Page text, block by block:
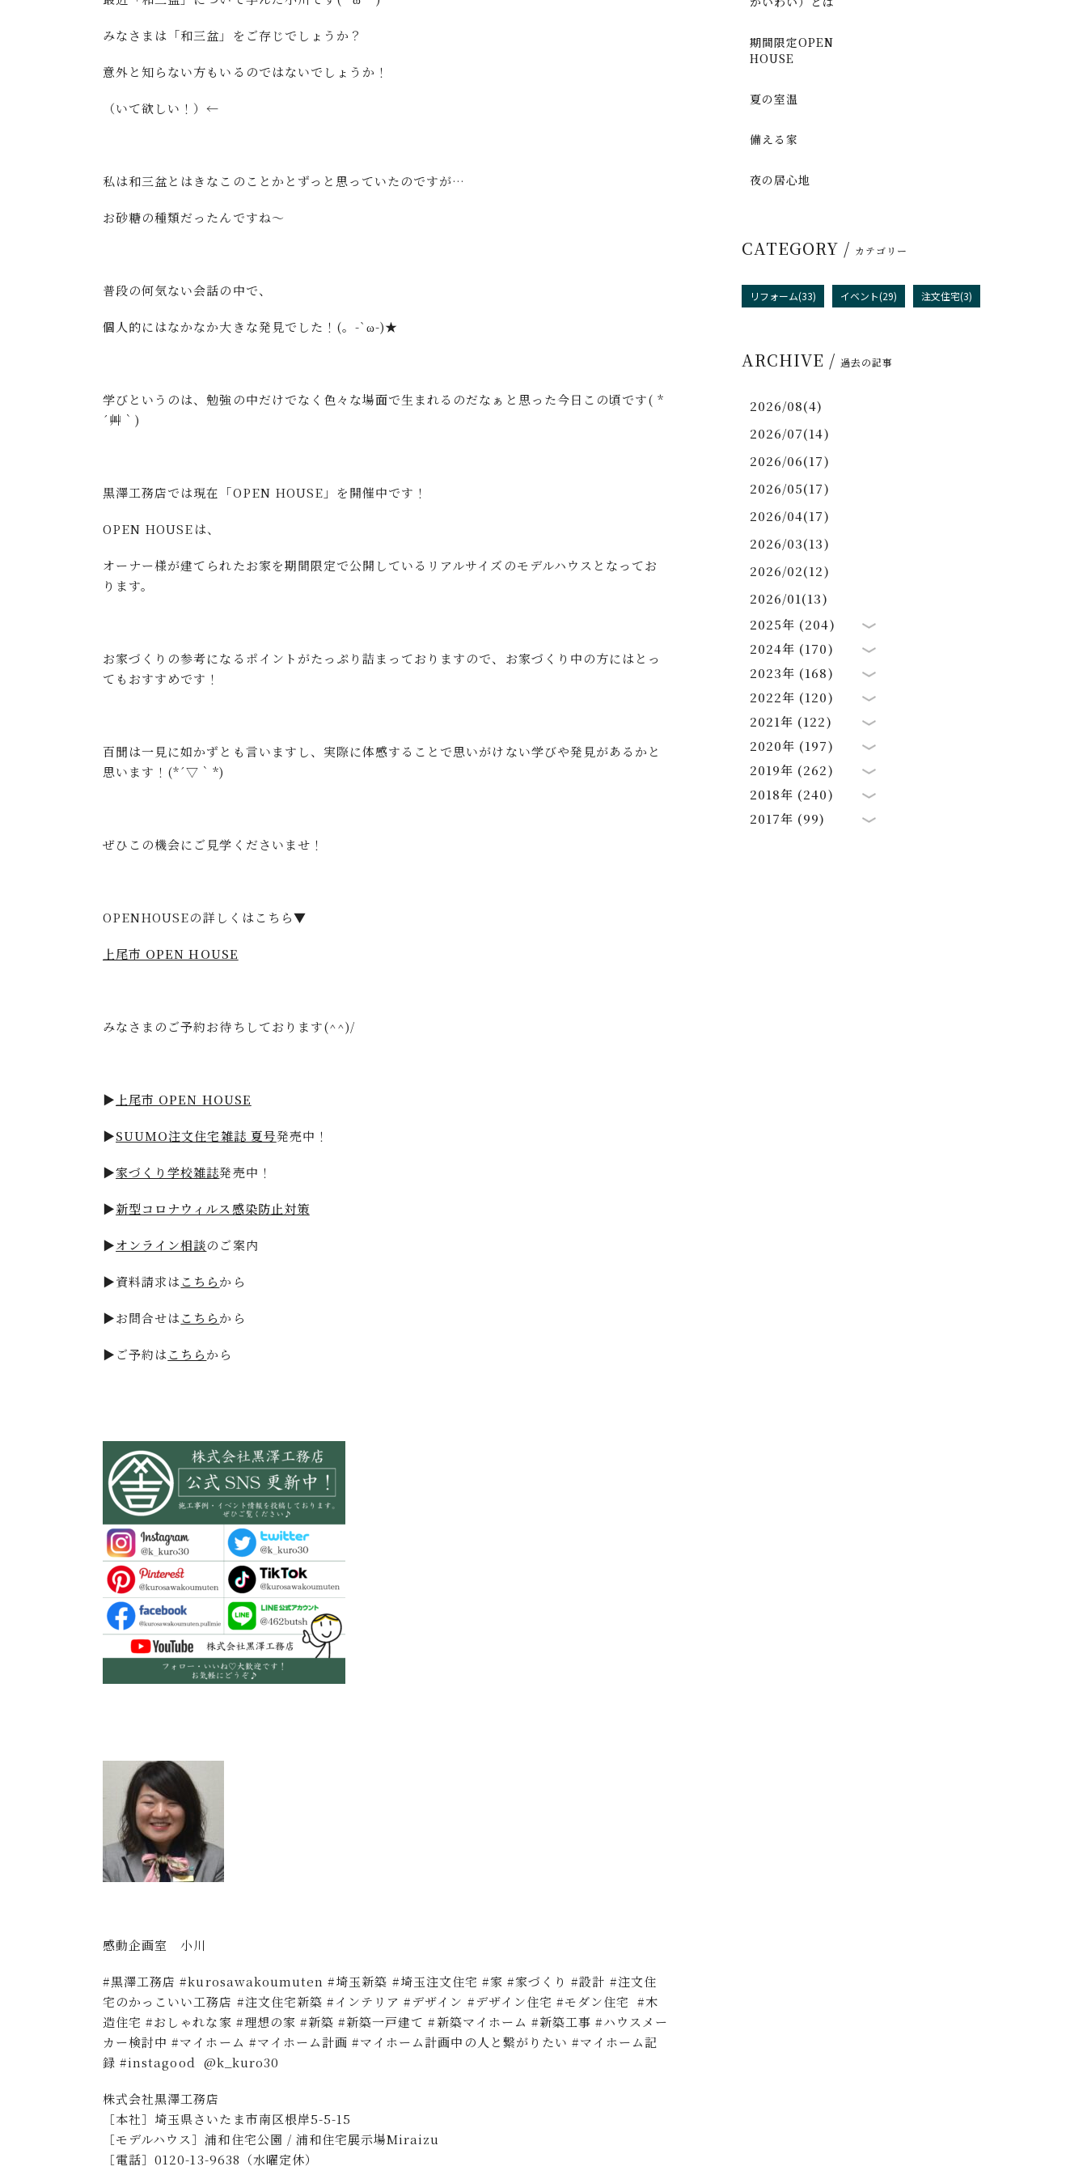
みなさまは「和三盆」をご存じでしょうか？
意外と知らない方もいるのではないでしょうか！
（いて欲しい！）←
私は和三盆とはきなこのことかとずっと思っていたのですが…
お砂糖の種類だったんですね～
普段の何気ない会話の中で、
個人的にはなかなか大きな発見でした！(。-`ω-)★
学びというのは、勉強の中だけでなく色々な場面で生まれるのだなぁと思った今日この頃です( *
´艸｀)
黒澤工務店では現在「OPEN HOUSE」を開催中です！
OPEN HOUSEは、
オーナー様が建てられたお家を期間限定で公開しているリアルサイズのモデルハウスとなってお
ります。
お家づくりの参考になるポイントがたっぷり詰まっておりますので、お家づくり中の方にはとっ
てもおすすめです！
百聞は一見に如かずとも言いますし、実際に体感することで思いがけない学びや発見があるかと
思います！(*´▽｀*)
ぜひこの機会にご見学くださいませ！
OPENHOUSEの詳しくはこちら▼
上尾市 OPEN HOUSE
みなさまのご予約お待ちしております(^^)/
▶ 上尾市 OPEN HOUSE
▶SUUMO注文住宅雑誌 夏号発売中！
▶家づくり学校雑誌発売中！
▶新型コロナウィルス感染防止対策
▶オンライン相談のご案内
▶資料請求はこちらから
▶お問合せはこちらから
▶ご予約はこちらから
感動企画室 小川
#黒澤工務店 #kurosawakoumuten #埼玉新築 #埼玉注文住宅 #家 #家づくり #設計 #注文住
宅のかっこいい工務店 #注文住宅新築 #インテリア #デザイン #デザイン住宅 #モダン住宅 #木
造住宅 #おしゃれな家 #理想の家 #新築 #新築一戸建て #新築マイホーム #新築工事 #ハウスメー
カー検討中 #マイホーム #マイホーム計画 #マイホーム計画中の人と繋がりたい #マイホーム記
録 #instagood @k_kuro30
株式会社黒澤工務店
［本社］埼玉県さいたま市南区根岸5-5-15
［モデルハウス］浦和住宅公園 / 浦和住宅展示場Miraizu
［電話］0120-13-9638（水曜定休）
期間限定OPEN
HOUSE
夏の室温
備える家
夜の居心地
CATEGORY / カテゴリー
リフォーム(33) イベント(29) 注文住宅(3)
ARCHIVE / 過去の記事
2026/08(4)
2026/07(14)
2026/06(17)
2026/05(17)
2026/04(17)
2026/03(13)
2026/02(12)
2026/01(13)
2025年 (204)
2024年 (170)
2023年 (168)
2022年 (120)
2021年 (122)
2020年 (197)
2019年 (262)
2018年 (240)
2017年 (99)